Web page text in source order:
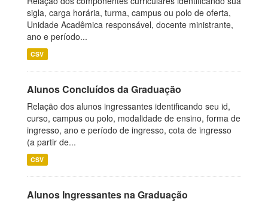
sigla, carga horária, turma, campus ou polo de oferta,
Unidade Acadêmica responsável, docente ministrante,
ano e período...
CSV
Alunos Concluídos da Graduação
Relação dos alunos ingressantes identificando seu id,
curso, campus ou polo, modalidade de ensino, forma de
ingresso, ano e período de ingresso, cota de ingresso
(a partir de...
CSV
Alunos Ingressantes na Graduação